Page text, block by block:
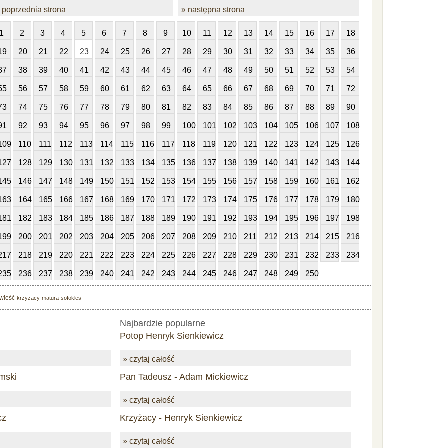
poprzednia strona » następna strona
1 2 3 4 5 6 7 8 9 10 11 12 13 14 15 16 17 18
20 21 22 23 24 25 26 27 28 29 30 31 32 33 34 35 36
38 39 40 41 42 43 44 45 46 47 48 49 50 51 52 53 54
56 57 58 59 60 61 62 63 64 65 66 67 68 69 70 71 72
74 75 76 77 78 79 80 81 82 83 84 85 86 87 88 89 90
92 93 94 95 96 97 98 99 100 101 102 103 104 105 106 107 108
110 111 112 113 114 115 116 117 118 119 120 121 122 123 124 125 126
128 129 130 131 132 133 134 135 136 137 138 139 140 141 142 143 144
146 147 148 149 150 151 152 153 154 155 156 157 158 159 160 161 162
164 165 166 167 168 169 170 171 172 173 174 175 176 177 178 179 180
182 183 184 185 186 187 188 189 190 191 192 193 194 195 196 197 198
200 201 202 203 204 205 206 207 208 209 210 211 212 213 214 215 216
218 219 220 221 222 223 224 225 226 227 228 229 230 231 232 233 234
236 237 238 239 240 241 242 243 244 245 246 247 248 249 250
krzyżacy matura sofokles
Najbardzie popularne
Potop Henryk Sienkiewicz
» czytaj całość
Pan Tadeusz - Adam Mickiewicz
» czytaj całość
Krzyżacy - Henryk Sienkiewicz
» czytaj całość